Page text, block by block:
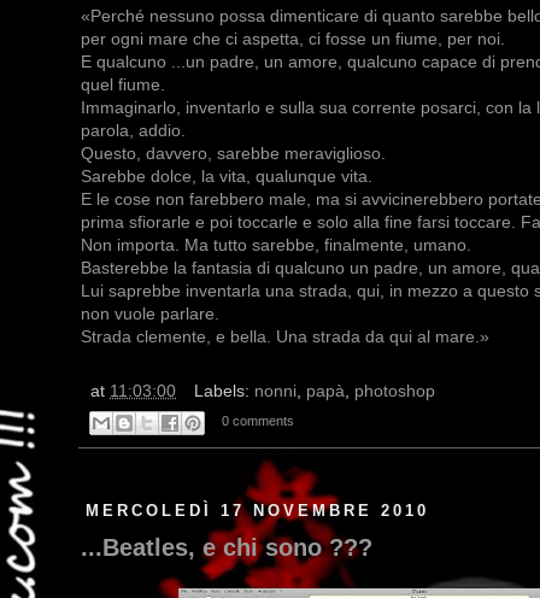
«Perché nessuno possa dimenticare di quanto sarebbe
per ogni mare che ci aspetta, ci fosse un fiume, per noi.
E qualcuno ...un padre, un amore, qualcuno capace di
quel fiume.
Immaginarlo, inventarlo e sulla sua corrente posarci, con la
parola, addio.
Questo, davvero, sarebbe meraviglioso.
Sarebbe dolce, la vita, qualunque vita.
E le cose non farebbero male, ma si avvicinerebbero
prima sfiorarle e poi toccarle e solo alla fine farsi toccare.
Non importa. Ma tutto sarebbe, finalmente, umano.
Basterebbe la fantasia di qualcuno un padre, un amore,
Lui saprebbe inventarla una strada, qui, in mezzo a questo
non vuole parlare.
Strada clemente, e bella. Una strada da qui al mare.»
at 11:03:00 Labels: nonni, papà, photoshop
0 comments
MERCOLEDÌ 17 NOVEMBRE 2010
...Beatles, e chi sono ???